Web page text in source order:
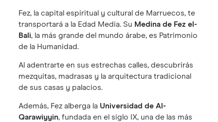
Fez, la capital espiritual y cultural de Marruecos, te
transportará a la Edad Media. Su Medina de Fez el-
Bali, la más grande del mundo árabe, es Patrimonio
de la Humanidad.
Al adentrarte en sus estrechas calles, descubrirás
mezquitas, madrasas y la arquitectura tradicional
de sus casas y palacios.
Además, Fez alberga la Universidad de Al-
Qarawiyyin, fundada en el siglo IX, una de las más